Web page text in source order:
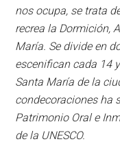
nos ocupa, se trata
recrea la Dormición,
María. Se divide en
escenifican cada 14
Santa María de la
condecoraciones ha
Patrimonio Oral e
de la UNESCO.